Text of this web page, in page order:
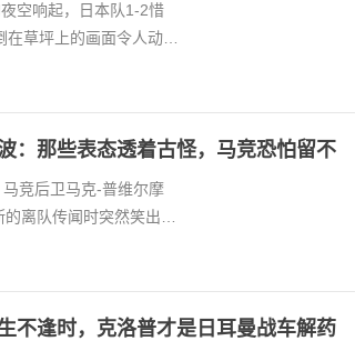
空响起，日本队1-2惜
在草坪上的画面令人动
：那些表态透着古怪，马竞恐怕留不
竞后卫马克-普维尔摩
离队传闻时突然笑出了
不逢时，克洛普才是日耳曼战车解药